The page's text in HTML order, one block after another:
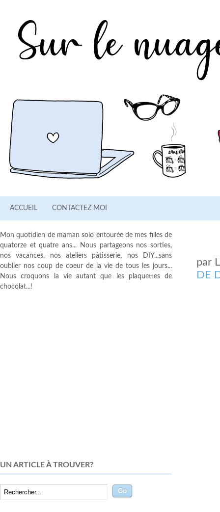
ACCUEIL CONTACTEZ MOI
par
DE
Mon quotidien de maman solo entourée de mes filles de
quatorze et quatre ans... Nous partageons nos sorties,
nos vacances, nos ateliers pâtisserie, nos DIY...sans
oublier nos coup de coeur de la vie de tous les jours...
Nous croquons la vie autant que les plaquettes de
chocolat...!
UN ARTICLE À TROUVER?